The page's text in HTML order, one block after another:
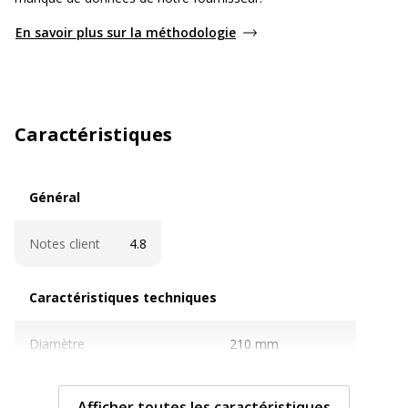
En savoir plus sur la méthodologie
Caractéristiques
Général
Notes client 4.8
Caractéristiques techniques
Diamètre 210 mm
Finition de surface Mat